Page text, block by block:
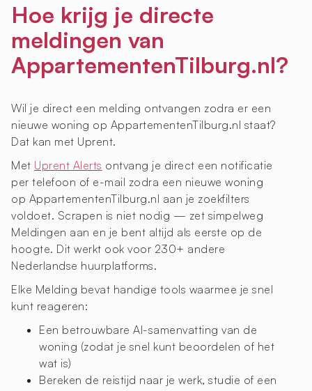
Hoe krijg je directe
meldingen van
AppartementenTilburg.nl?
Wil je direct een melding ontvangen zodra er een
nieuwe woning op AppartementenTilburg.nl staat?
Dat kan met Uprent.
Met Uprent Alerts ontvang je direct een notificatie
per telefoon of e-mail zodra een nieuwe woning
op AppartementenTilburg.nl aan je zoekfilters
voldoet. Scrapen is niet nodig — zet simpelweg
Meldingen aan en je bent altijd als eerste op de
hoogte. Dit werkt ook voor 230+ andere
Nederlandse huurplatforms.
Elke Melding bevat handige tools waarmee je snel
kunt reageren:
Een betrouwbare AI-samenvatting van de
woning (zodat je snel kunt beoordelen of het
wat is)
Bereken de reistijd naar je werk, studie of een